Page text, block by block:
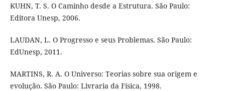
KUHN, T. S. O Caminho desde a Estrutura. São Paulo:
Editora Unesp, 2006.
LAUDAN, L. O Progresso e seus Problemas. São Paulo:
EdUnesp, 2011.
MARTINS, R. A. O Universo: Teorias sobre sua origem e
evolução. São Paulo: Livraria da Física, 1998.